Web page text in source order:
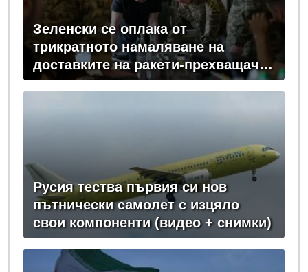
Зеленски се оплака от
трикратното намаляване на
доставките на ракети-прехващачи
от Запада за Киев
Русия тества първия си нов
пътнически самолет с изцяло
свои компоненти (видео + снимки)